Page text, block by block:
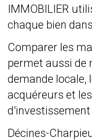
IMMOBILIER
chaque bien
Comparer les
permet aussi de
demande locale,
acquéreurs et
d'investissement
Décines-